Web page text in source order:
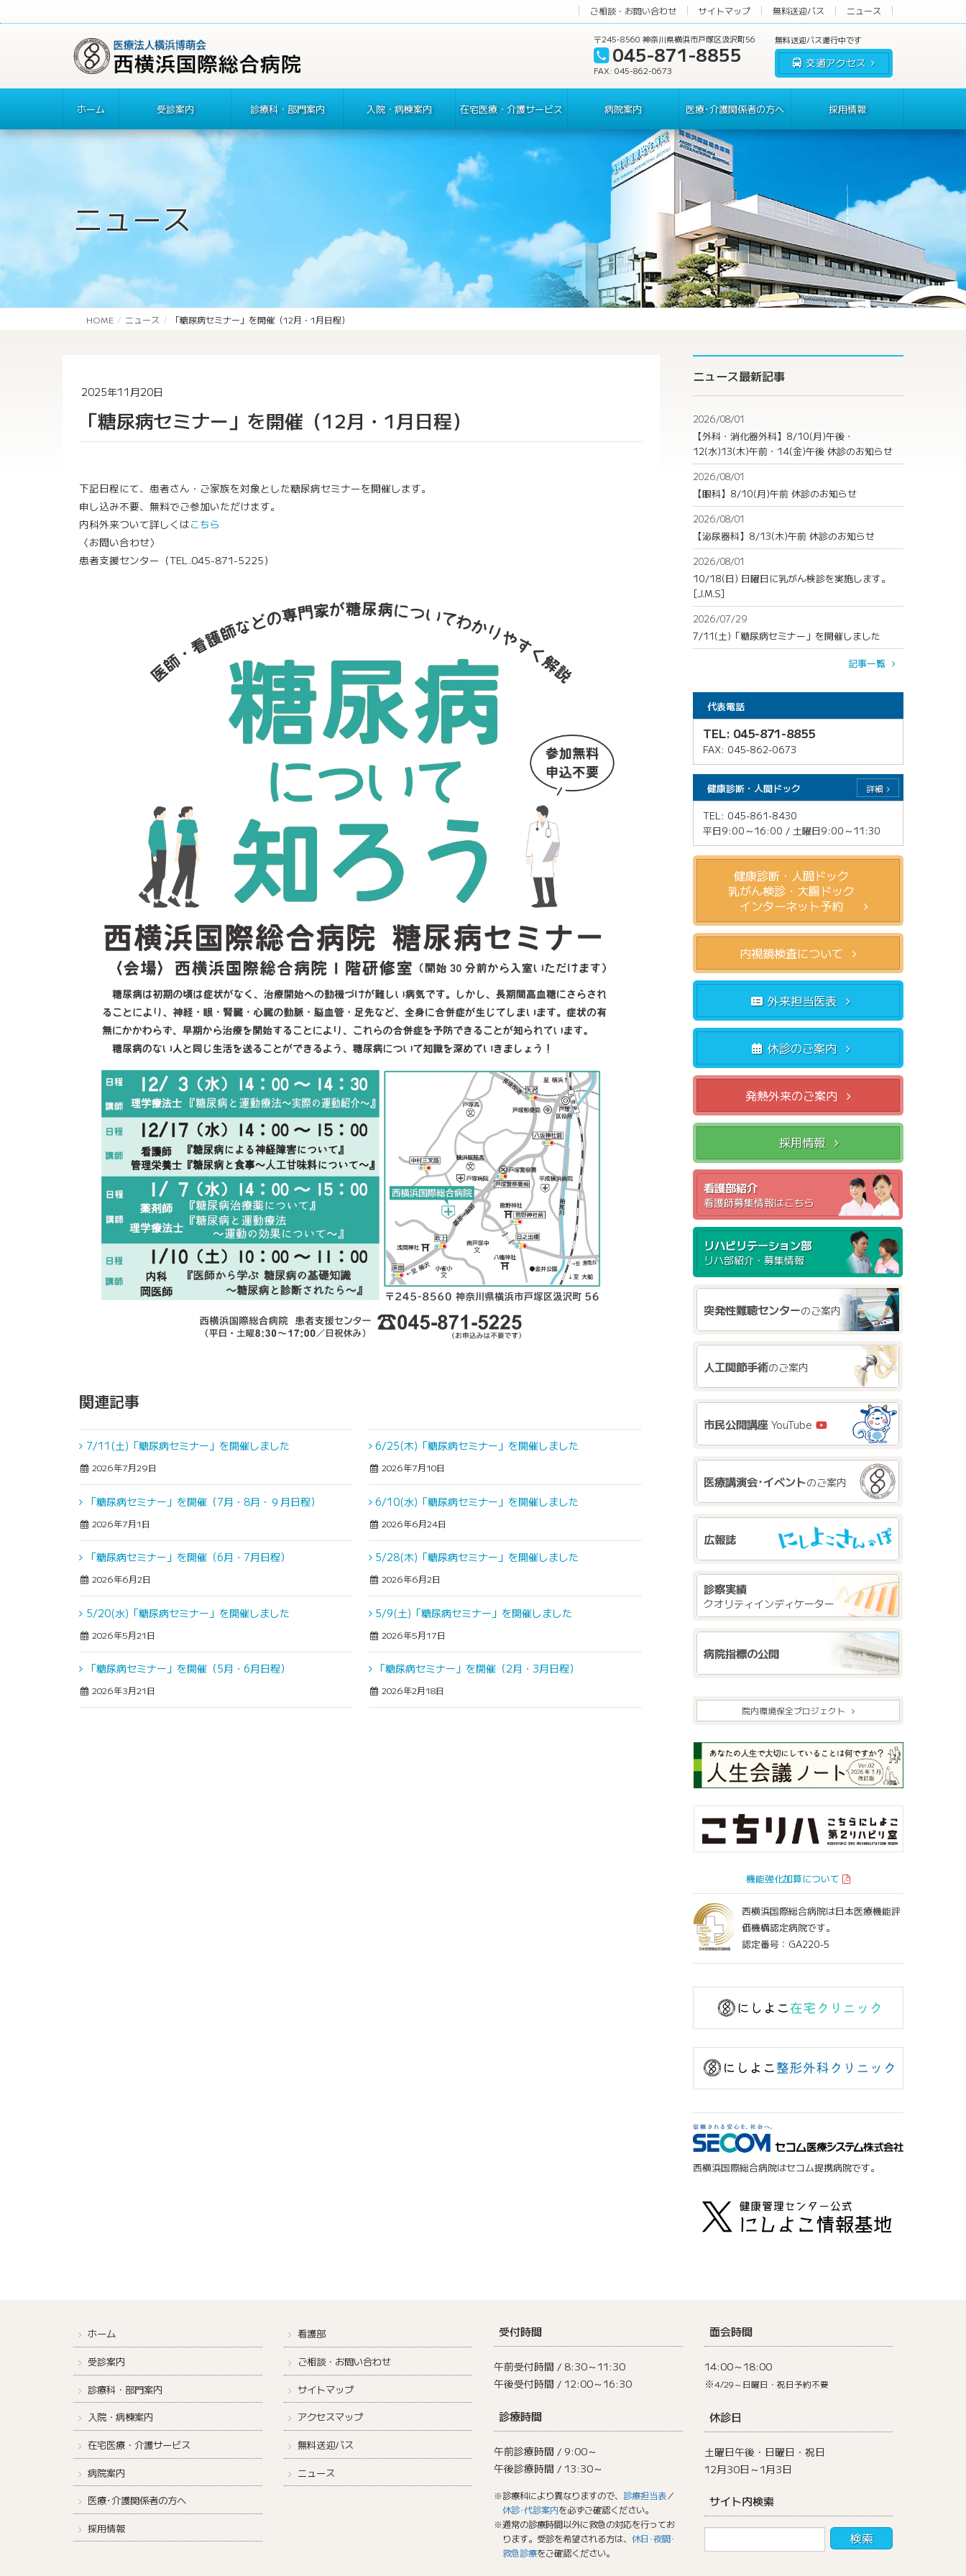
ご相談・お問い合わせ サイトマップ 無料送迎バス ニュース
〒245-8560 神奈川県横浜市戸塚区汲沢町56
045-871-8855
FAX: 045-862-0673
交通アクセス
ホーム 受診案内 診療科・部門案内 入院・病棟案内 在宅医療・介護サービス 病院案内 医療･介護関係者の方へ 採用情報
ニュース
HOME ニュース 「糖尿病セミナー」を開催（12月・1月日程）
2025年11月20日
「糖尿病セミナー」を開催（12月・1月日程）
下記日程にて、患者さん・ご家族を対象とした糖尿病セミナーを開催します。
申し込み不要、無料でご参加いただけます。
内科外来ついて詳しくはこちら
〈お問い合わせ〉
患者支援センター（TEL.045-871-5225）
関連記事
7/11(土)「糖尿病セミナー」を開催しました
2026年7月29日
6/25(木)「糖尿病セミナー」を開催しました
2026年7月10日
「糖尿病セミナー」を開催（7月・8月・９月日程）
2026年7月1日
6/10(水)「糖尿病セミナー」を開催しました
2026年6月24日
「糖尿病セミナー」を開催（6月・7月日程）
2026年6月2日
5/28(木)「糖尿病セミナー」を開催しました
2026年6月2日
5/20(水)「糖尿病セミナー」を開催しました
2026年5月21日
5/9(土)「糖尿病セミナー」を開催しました
2026年5月17日
「糖尿病セミナー」を開催（5月・6月日程）
2026年3月21日
「糖尿病セミナー」を開催（2月・3月日程）
2026年2月18日
ニュース最新記事
2026/08/01
【外科・消化器外科】8/10(月)午後・
12(水)13(木)午前・14(金)午後 休診のお知らせ
2026/08/01
【眼科】8/10(月)午前 休診のお知らせ
2026/08/01
【泌尿器科】8/13(木)午前 休診のお知らせ
2026/08/01
10/18(日) 日曜日に乳がん検診を実施します。
[J.M.S]
2026/07/29
7/11(土)「糖尿病セミナー」を開催しました
記事一覧
代表電話
TEL: 045-871-8855
FAX: 045-862-0673
健康診断・人間ドック
TEL: 045-861-8430
平日9:00～16:00 / 土曜日9:00～11:30
詳細
健康診断・人間ドック
乳がん検診・大腸ドック
インターネット予約
内視鏡検査について
外来担当医表
休診のご案内
発熱外来のご案内
採用情報
看護部紹介
看護師募集情報はこちら
リハビリテーション部
リハ部紹介・募集情報
突発性難聴センターのご案内
人工関節手術のご案内
市民公開講座 YouTube
医療講演会･イベントのご案内
広報誌
診察実績
クオリティインディケーター
病院指標の公開
院内環境保全プロジェクト
機能強化加算について
西横浜国際総合病院は日本医療機能評
価機構認定病院です。
認定番号：GA220-5
西横浜国際総合病院はセコム提携病院です。
ホーム
受診案内
診療科・部門案内
入院・病棟案内
在宅医療・介護サービス
病院案内
医療･介護関係者の方へ
採用情報
看護部
ご相談・お問い合わせ
サイトマップ
アクセスマップ
無料送迎バス
ニュース
受付時間
午前受付時間 / 8:30～11:30
午後受付時間 / 12:00～16:30
診療時間
午前診療時間 / 9:00～
午後診療時間 / 13:30～
※診療科により異なりますので、 診療担当表／
休診･代診案内を必ずご確認ください。
※通常の診療時間以外に救急の対応を行ってお
ります。受診を希望される方は、休日･夜間･
救急診療をご確認ください。
面会時間
14:00～18:00
※4/29～日曜日・祝日予約不要
休診日
土曜日午後・日曜日・祝日
12月30日～1月3日
サイト内検索